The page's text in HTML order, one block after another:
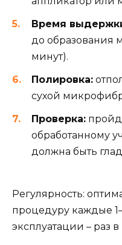
Время
до образования
минут).
Полировка:
сухой
Проверка:
обработанному
должна быть
Регулярность:
процедуру каждые
эксплуатации – раз